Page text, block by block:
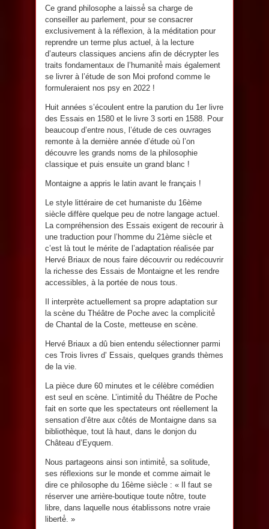
Ce grand philosophe a laissé́ sa charge de
conseiller au parlement, pour se consacrer
exclusivement à la réflexion, à la méditation pour
reprendre un terme plus actuel, à la lecture
d’auteurs classiques anciens afin de décrypter les
traits fondamentaux de l’humanité́ mais également
se livrer à l’étude de son Moi profond comme le
formuleraient nos psy en 2022 !
Huit années s’écoulent entre la parution du 1er livre
des Essais en 1580 et le livre 3 sorti en 1588. Pour
beaucoup d’entre nous, l’étude de ces ouvrages
remonte à la dernière année d’étude où l’on
découvre les grands noms de la philosophie
classique et puis ensuite un grand blanc !
Montaigne a appris le latin avant le français !
Le style littéraire de cet humaniste du 16ème
siècle diffère quelque peu de notre langage actuel.
La compréhension des Essais exigent de recourir à
une traduction pour l’homme du 21ème siècle et
c’est là tout le mérite de l’adaptation réalisée par
Hervé Briaux de nous faire découvrir ou redécouvrir
la richesse des Essais de Montaigne et les rendre
accessibles, à la portée de nous tous.
Il interprète actuellement sa propre adaptation sur
la scène du Théâtre de Poche avec la complicité́
de Chantal de la Coste, metteuse en scène.
Hervé Briaux a dû bien entendu sélectionner parmi
ces Trois livres d’ Essais, quelques grands thèmes
de la vie.
La pièce dure 60 minutes et le célèbre comédien
est seul en scène. L’intimité́ du Théâtre de Poche
fait en sorte que les spectateurs ont réellement la
sensation d’être aux côtés de Montaigne dans sa
bibliothèque, tout là haut, dans le donjon du
Château d’Eyquem.
Nous partageons ainsi son intimité́, sa solitude,
ses réflexions sur le monde et comme aimait le
dire ce philosophe du 16ème siècle : « Il faut se
réserver une arrière-boutique toute nôtre, toute
libre, dans laquelle nous établissons notre vraie
liberté́. »